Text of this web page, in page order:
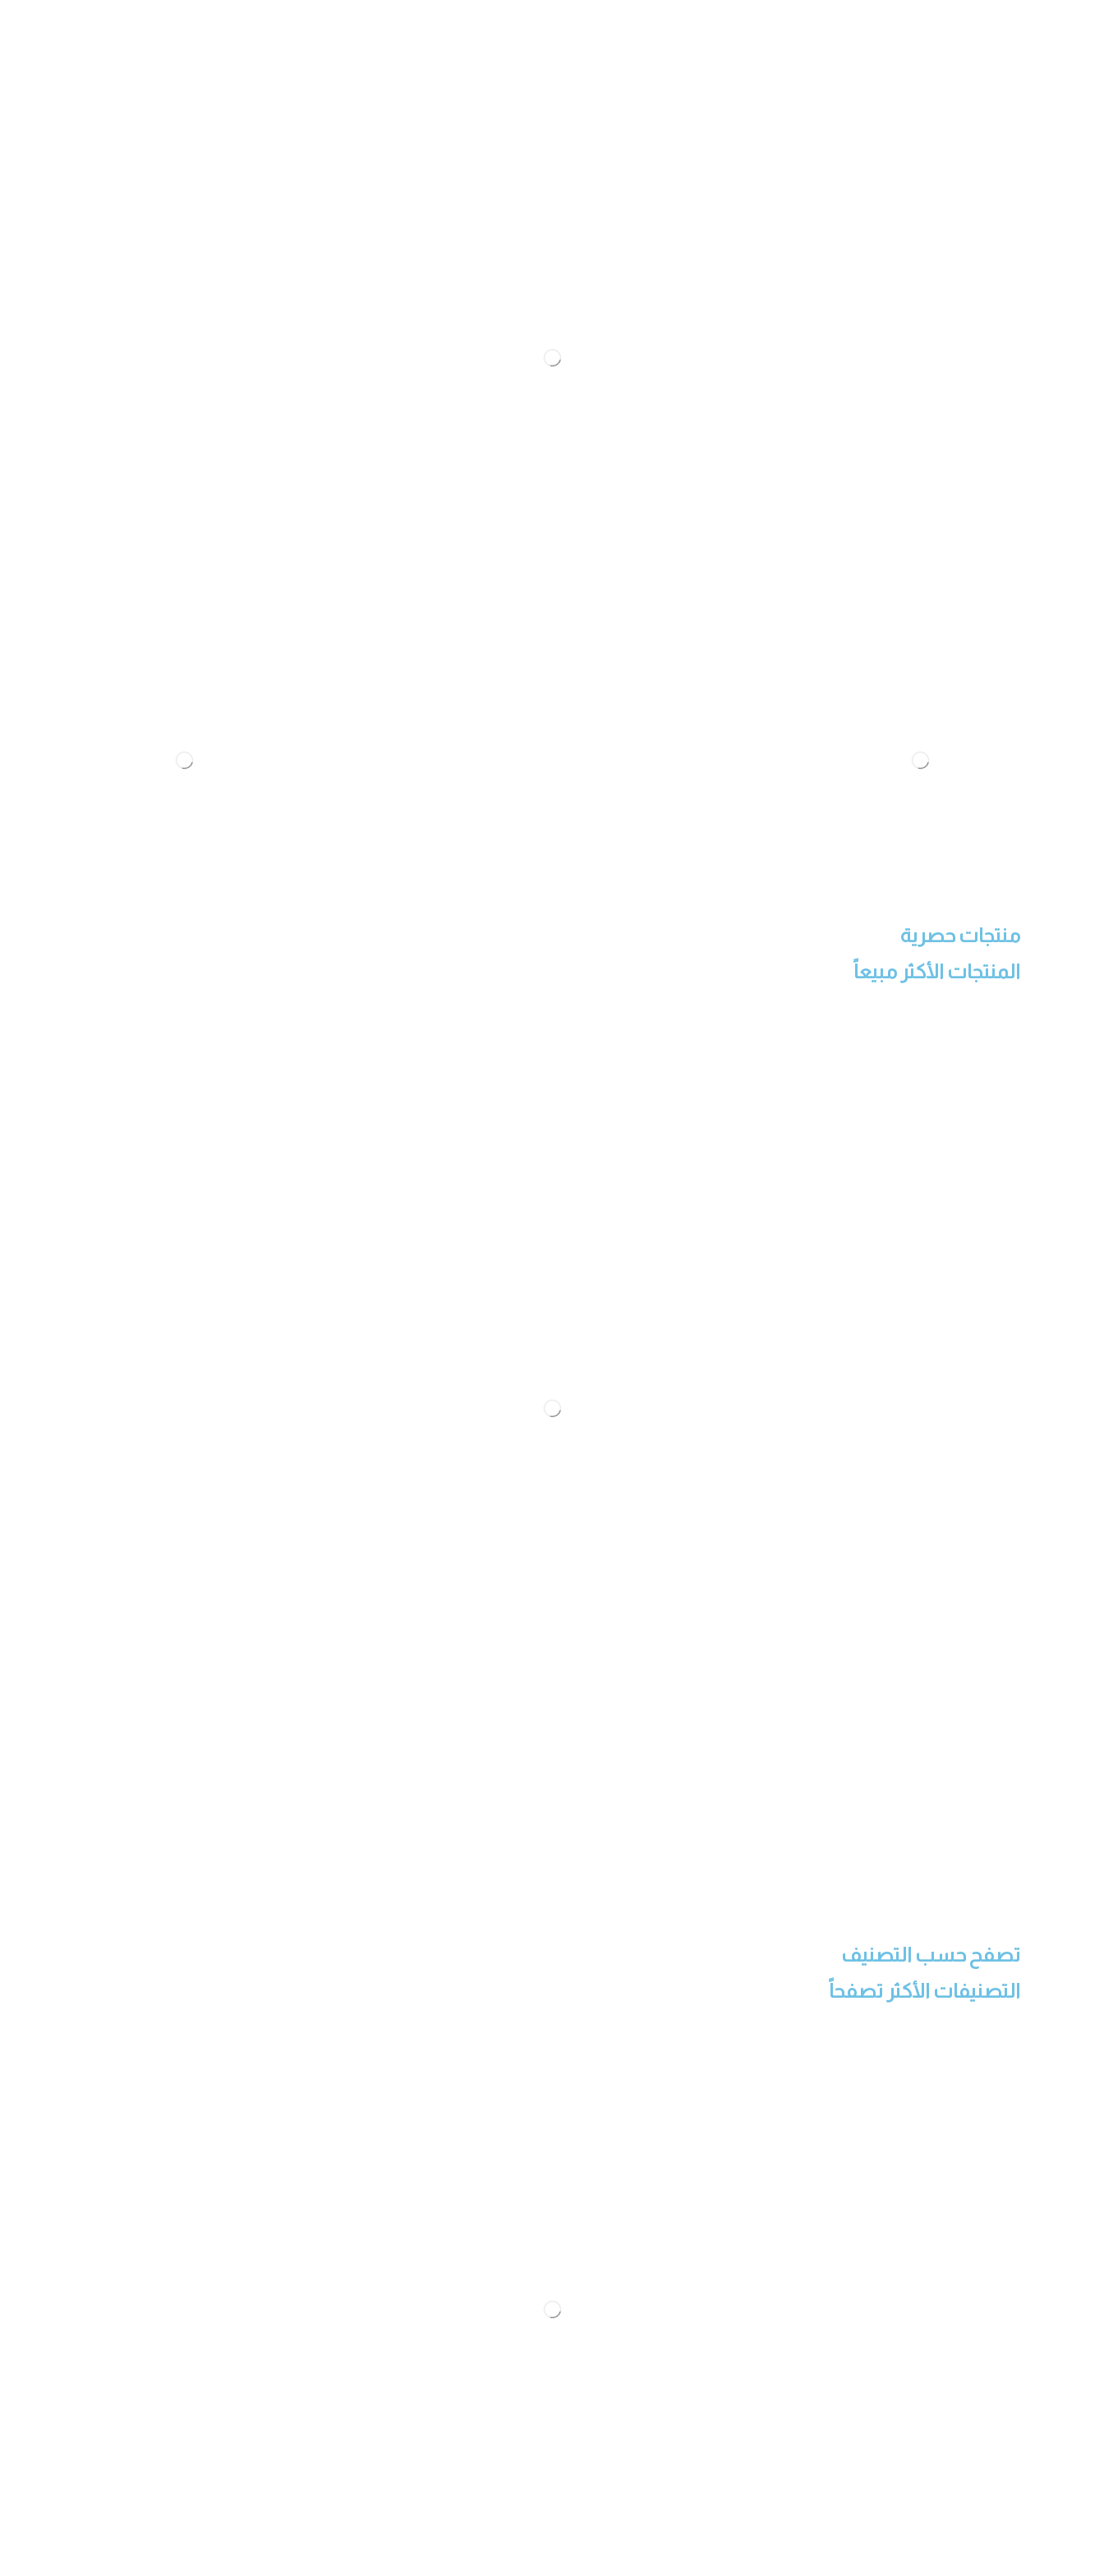
منتجات حصرية
المنتجات الأكثر مبيعاً
تصفح حسب التصنيف
التصنيفات الأكثر تصفحاً